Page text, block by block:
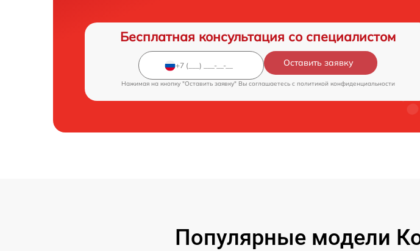
Бесплатная консультация со специалистом
Оставить заявку
Нажимая на кнопку "Оставить заявку" Вы соглашаетесь c политикой конфиденциальности
Популярные модели